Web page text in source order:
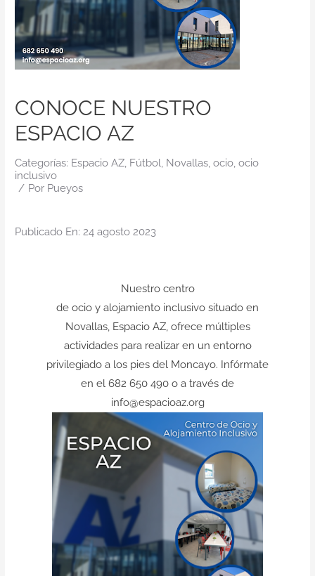
Contacto
CONOCE NUESTRO
ESPACIO AZ
Categorías: Espacio AZ, Fútbol, Novallas, ocio, ocio
inclusivo
/ Por Pueyos
Publicado En: 24 agosto 2023
Nuestro centro
de ocio y alojamiento inclusivo situado en
Novallas, Espacio AZ, ofrece múltiples
actividades para realizar en un entorno
privilegiado a los pies del Moncayo. Infórmate
en el 682 650 490 o a través de
info@espacioaz.org